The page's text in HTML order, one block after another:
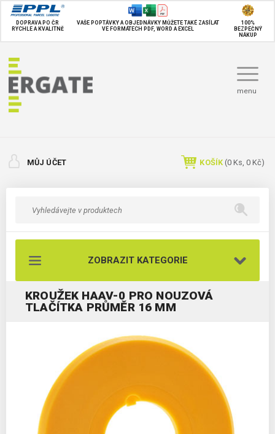
DOPRAVA PO ČR
RYCHLE A KVALITNĚ
VAŠE POPTÁVKY A OBJEDNÁVKY MŮŽETE TAKÉ ZASÍLAT
VE FORMÁTECH PDF, WORD A EXCEL
100%
BEZPEČNÝ
NÁKUP
menu
MŮJ ÚČET KOŠÍK (0 Ks, 0 Kč)
ZOBRAZIT KATEGORIE
KROUŽEK HAAV-0 PRO NOUZOVÁ
TLAČÍTKA PRŮMĚR 16 MM